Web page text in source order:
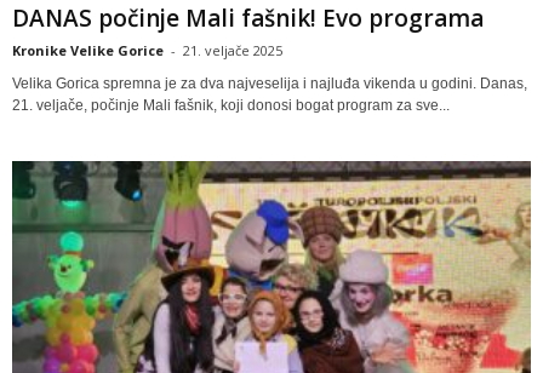
DANAS počinje Mali fašnik! Evo programa
Kronike Velike Gorice - 21. veljače 2025
Velika Gorica spremna je za dva najveselija i najluđa vikenda u godini. Danas,
21. veljače, počinje Mali fašnik, koji donosi bogat program za sve...